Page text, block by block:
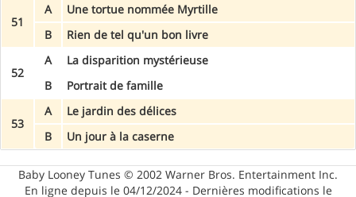
51
A
Une tortue nommée Myrtille
B
Rien de tel qu'un bon livre
52
A
La disparition mystérieuse
B
Portrait de famille
53
A
Le jardin des délices
B
Un jour à la caserne
Baby Looney Tunes © 2002 Warner Bros. Entertainment Inc.
En ligne depuis le 04/12/2024 - Dernières modifications le